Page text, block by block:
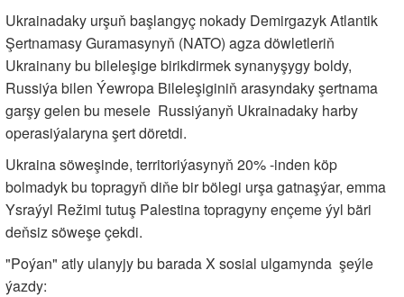
Ukrainadaky urşuň başlangyç nokady Demirgazyk Atlantik
Şertnamasy Guramasynyň (NATO) agza döwletleriň
Ukrainany bu bileleşige birikdirmek synanyşygy boldy,
Russiýa bilen Ýewropa Bileleşiginiň arasyndaky şertnama
garşy gelen bu mesele Russiýanyň Ukrainadaky harby
operasiýalaryna şert döretdi.
Ukraina söweşinde, territoriýasynyň 20% -inden köp
bolmadyk bu topragyň diňe bir bölegi urşa gatnaşýar, emma
Ysraýyl Režimi tutuş Palestina topragyny ençeme ýyl bäri
deňsiz söweşe çekdi.
"Poýan" atly ulanyjy bu barada X sosial ulgamynda şeýle
ýazdy: